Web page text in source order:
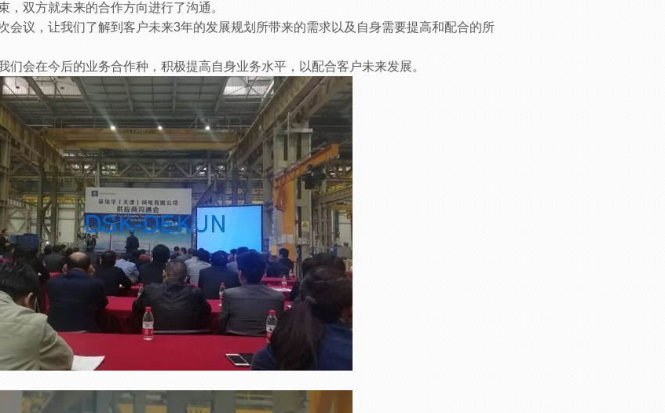
，双方就未来的合作方向进行了沟通。
会议，让我们了解到客户未来3年的发展规划所带来的需求以及自身需要提高和配合的所
们会在今后的业务合作种，积极提高自身业务水平，以配合客户未来发展。